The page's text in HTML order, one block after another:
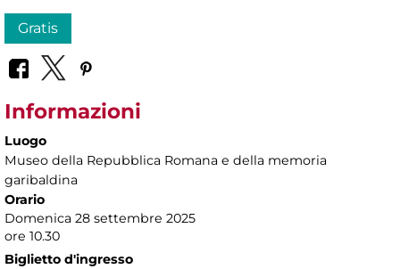
Gratis
Informazioni
Luogo
Museo della Repubblica Romana e della memoria
garibaldina
Orario
Domenica 28 settembre 2025
ore 10.30
Biglietto d'ingresso